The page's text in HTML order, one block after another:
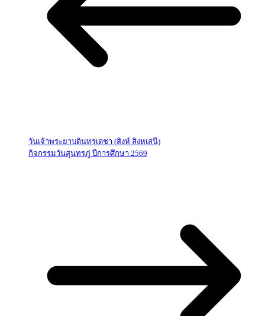
วันเจ้าพระยาบดินทรเดชา (สิงห์ สิงหเสนี)
กิจกรรมวันสุนทรภู่ ปีการศึกษา 2569